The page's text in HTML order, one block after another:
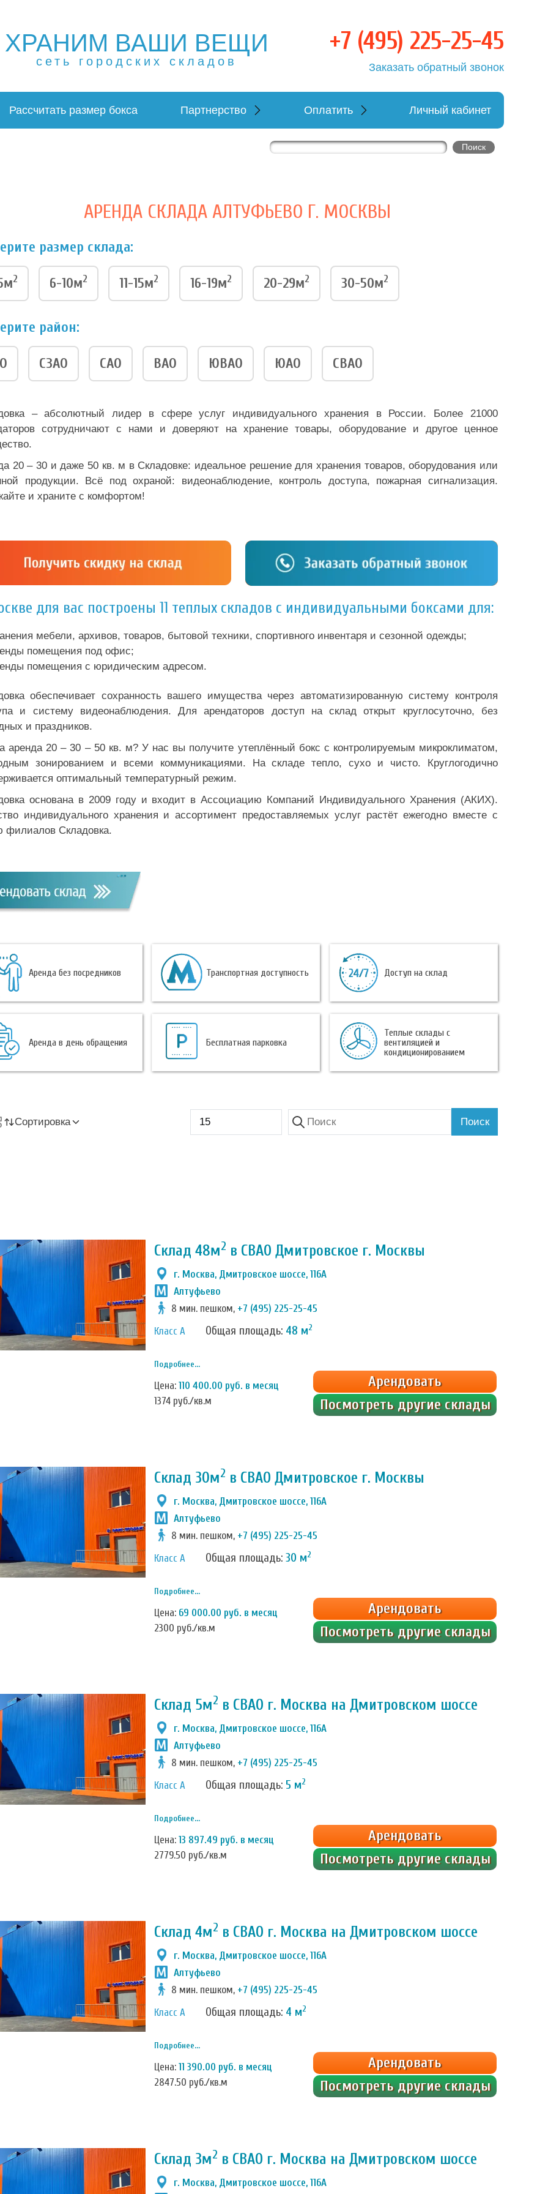
в Москве и МО. Склад временного хранения. Складовка
в Москве и МО. Склад временного хранения. Складовка
ХРАНИМ ВАШИ ВЕЩИ
сеть городских складов
+7 (495) 225-25-45
Заказать обратный звонок
Рассчитать размер бокса Партнерство Оплатить Личный кабинет
АРЕНДА СКЛАДА АЛТУФЬЕВО Г. МОСКВЫ
размер склада:
2 6-10м2 11-15м2 16-19м2 20-29м2 30-50м2
район:
СЗАО САО ВАО ЮВАО ЮАО СВАО
– абсолютный лидер в сфере услуг индивидуального хранения в России. Более 21000
сотрудничают с нами и доверяют на хранение товары, оборудование и другое ценное
20 – 30 и даже 50 кв. м в Складовке: идеальное решение для хранения товаров, оборудования или
продукции. Всё под охраной: видеонаблюдение, контроль доступа, пожарная сигнализация.
и храните с комфортом!
для вас построены 11 теплых складов с индивидуальными боксами для:
мебели, архивов, товаров, бытовой техники, спортивного инвентаря и сезонной одежды;
помещения под офис;
помещения с юридическим адресом.
обеспечивает сохранность вашего имущества через автоматизированную систему контроля
и систему видеонаблюдения. Для арендаторов доступ на склад открыт круглосуточно, без
и праздников.
аренда 20 – 30 – 50 кв. м? У нас вы получите утеплённый бокс с контролируемым микроклиматом,
зонированием и всеми коммуникациями. На складе тепло, сухо и чисто. Круглогодично
оптимальный температурный режим.
основана в 2009 году и входит в Ассоциацию Компаний Индивидуального Хранения (АКИХ).
индивидуального хранения и ассортимент предоставляемых услуг растёт ежегодно вместе с
филиалов Складовка.
Аренда без посредников Транспортная доступность Доступ на склад
Аренда в день обращения Бесплатная парковка
Теплые склады с
вентиляцией и
кондиционированием
Сортировка Поиск
Склад 48м2 в СВАО Дмитровское г. Москвы
г. Москва, Дмитровское шоссе, 116А
Алтуфьево
8 мин. пешком, +7 (495) 225-25-45
Класс А
Общая площадь: 48 м2
Подробнее...
Цена: 110 400.00 руб. в месяц
1374 руб./кв.м
Арендовать
Посмотреть другие склады
Склад 30м2 в СВАО Дмитровское г. Москвы
г. Москва, Дмитровское шоссе, 116А
Алтуфьево
8 мин. пешком, +7 (495) 225-25-45
Класс А
Общая площадь: 30 м2
Подробнее...
Цена: 69 000.00 руб. в месяц
2300 руб./кв.м
Арендовать
Посмотреть другие склады
Склад 5м2 в СВАО г. Москва на Дмитровском шоссе
г. Москва, Дмитровское шоссе, 116А
Алтуфьево
8 мин. пешком, +7 (495) 225-25-45
Класс А
Общая площадь: 5 м2
Подробнее...
Цена: 13 897.49 руб. в месяц
2779.50 руб./кв.м
Арендовать
Посмотреть другие склады
Склад 4м2 в СВАО г. Москва на Дмитровском шоссе
г. Москва, Дмитровское шоссе, 116А
Алтуфьево
8 мин. пешком, +7 (495) 225-25-45
Класс А
Общая площадь: 4 м2
Подробнее...
Цена: 11 390.00 руб. в месяц
2847.50 руб./кв.м
Арендовать
Посмотреть другие склады
Склад 3м2 в СВАО г. Москва на Дмитровском шоссе
г. Москва, Дмитровское шоссе, 116А